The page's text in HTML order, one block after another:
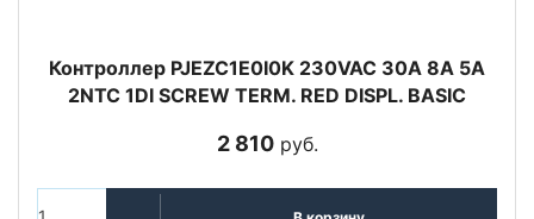
Контроллер PJEZC1E0I0K 230VAC 30A 8A 5A
2NTC 1DI SCREW TERM. RED DISPL. BASIC
2 810руб.